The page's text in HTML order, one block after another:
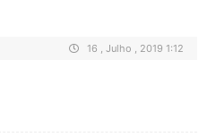
16 , Julho , 2019 1:12